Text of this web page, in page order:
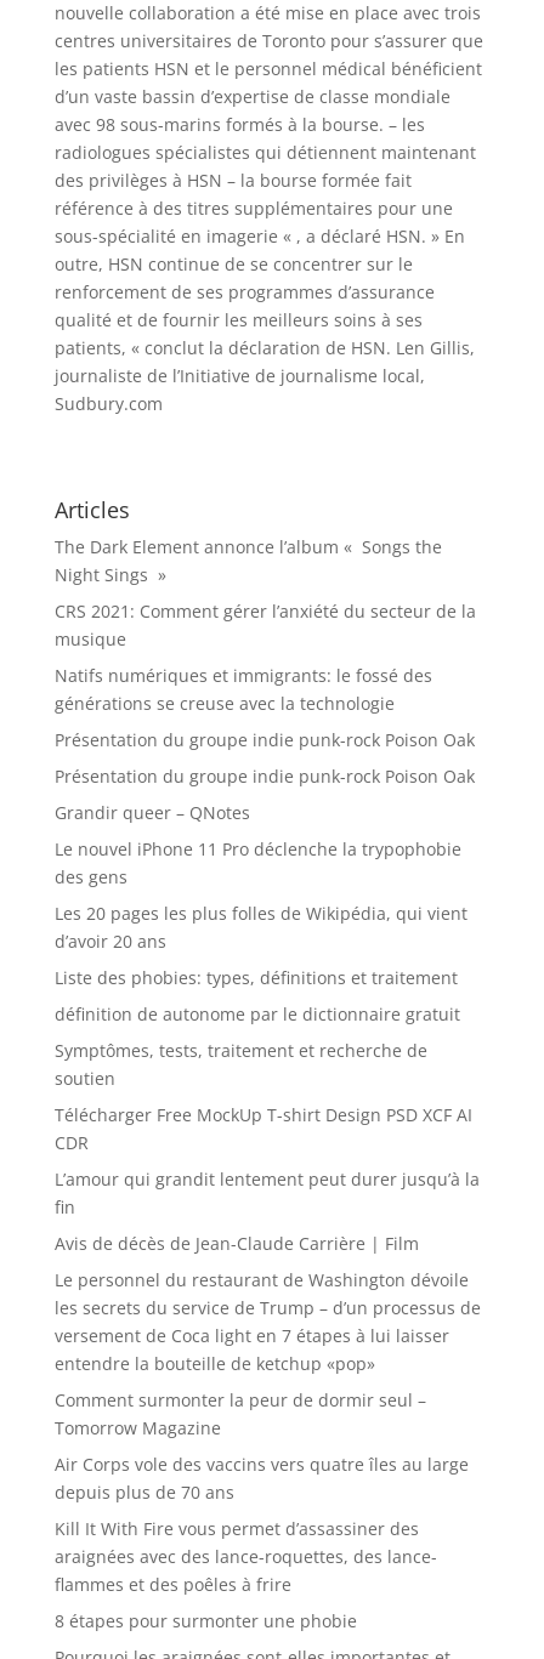
nouvelle collaboration a été mise en place avec trois
centres universitaires de Toronto pour s’assurer que
les patients HSN et le personnel médical bénéficient
d’un vaste bassin d’expertise de classe mondiale
avec 98 sous-marins formés à la bourse. – les
radiologues spécialistes qui détiennent maintenant
des privilèges à HSN – la bourse formée fait
référence à des titres supplémentaires pour une
sous-spécialité en imagerie « , a déclaré HSN. » En
outre, HSN continue de se concentrer sur le
renforcement de ses programmes d’assurance
qualité et de fournir les meilleurs soins à ses
patients, « conclut la déclaration de HSN. Len Gillis,
journaliste de l’Initiative de journalisme local,
Sudbury.com
Articles
The Dark Element annonce l’album « Songs the
Night Sings »
CRS 2021: Comment gérer l’anxiété du secteur de la
musique
Natifs numériques et immigrants: le fossé des
générations se creuse avec la technologie
Présentation du groupe indie punk-rock Poison Oak
Présentation du groupe indie punk-rock Poison Oak
Grandir queer – QNotes
Le nouvel iPhone 11 Pro déclenche la trypophobie
des gens
Les 20 pages les plus folles de Wikipédia, qui vient
d’avoir 20 ans
Liste des phobies: types, définitions et traitement
définition de autonome par le dictionnaire gratuit
Symptômes, tests, traitement et recherche de
soutien
Télécharger Free MockUp T-shirt Design PSD XCF AI
CDR
L’amour qui grandit lentement peut durer jusqu’à la
fin
Avis de décès de Jean-Claude Carrière | Film
Le personnel du restaurant de Washington dévoile
les secrets du service de Trump – d’un processus de
versement de Coca light en 7 étapes à lui laisser
entendre la bouteille de ketchup «pop»
Comment surmonter la peur de dormir seul –
Tomorrow Magazine
Air Corps vole des vaccins vers quatre îles au large
depuis plus de 70 ans
Kill It With Fire vous permet d’assassiner des
araignées avec des lance-roquettes, des lance-
flammes et des poêles à frire
8 étapes pour surmonter une phobie